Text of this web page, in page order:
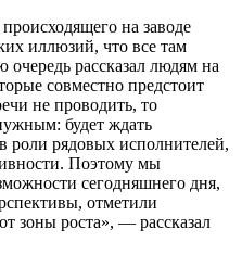
на заводе
иллюзий, что все там
очередь рассказал людям на
совместно предстоит
не проводить, то
будет ждать
роли рядовых исполнителей,
Поэтому мы
сегодняшнего дня,
отметили
зоны роста», — рассказал